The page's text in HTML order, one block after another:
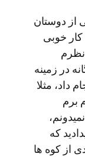
از دوستان
کار خوبی
نظرم
در زمینه
داد، مثلا
برم
که
از کوه ها